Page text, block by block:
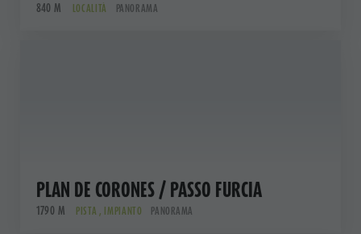
840 M LOCALITÀ PANORAMA
PLAN DE CORONES / PASSO FURCIA
1790 M PISTA , IMPIANTO PANORAMA